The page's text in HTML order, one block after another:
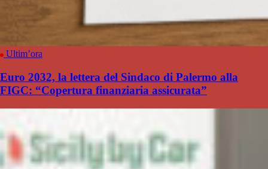
Ultim’ora
Euro 2032, la lettera del Sindaco di Palermo alla
FIGC: “Copertura finanziaria assicurata”